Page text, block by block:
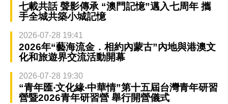
七載共話 聲影傳承 “澳門記憶”邁入七周年 攜
手全城共築小城記憶
2026-07-28 19:41
2026年“藝海流金．相約內蒙古”內地與港澳文
化和旅遊界交流活動開幕
2026-07-28 19:30
“青年匯‧文化緣‧中華情”第十五屆台灣青年研習
營暨2026青年研習營 舉行開營儀式